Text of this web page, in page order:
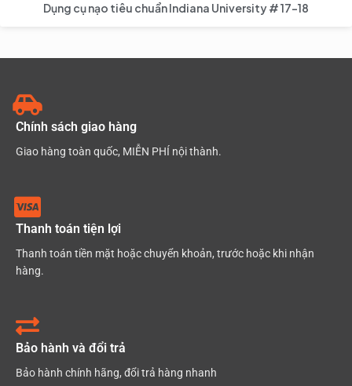
Dụng cụ nạo tiêu chuẩn Indiana University # 17-18
Chính sách giao hàng
Giao hàng toàn quốc, MIỄN PHÍ nội thành.
Thanh toán tiện lợi
Thanh toán tiền mặt hoặc chuyển khoản, trước hoặc khi nhận
hàng.
Bảo hành và đổi trả
Bảo hành chính hãng, đổi trả hàng nhanh